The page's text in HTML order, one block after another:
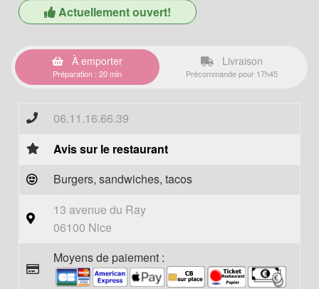
Actuellement ouvert!
À emporter
Préparation : 20 min
Livraison
Précommande pour 17h45
06.11.16.66.39
Avis sur le restaurant
Burgers, sandwiches, tacos
13 avenue du Ray
06100 Nice
Moyens de paiement :